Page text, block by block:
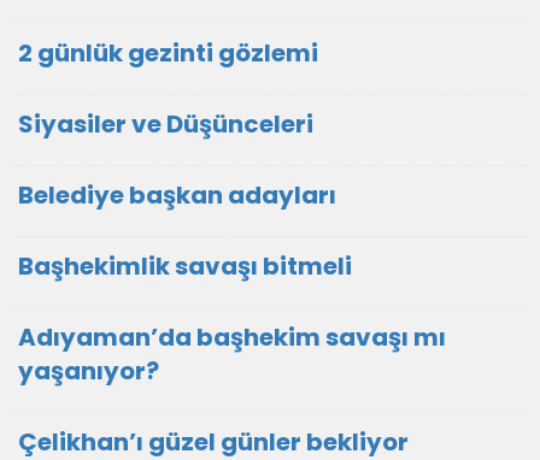
2 günlük gezinti gözlemi
Siyasiler ve Düşünceleri
Belediye başkan adayları
Başhekimlik savaşı bitmeli
Adıyaman’da başhekim savaşı mı
yaşanıyor?
Çelikhan’ı güzel günler bekliyor